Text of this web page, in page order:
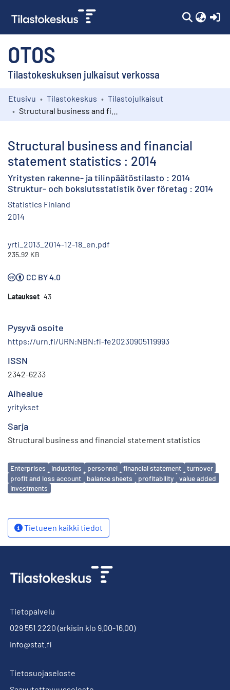
OTOS
Tilastokeskuksen julkaisut verkossa
Kokoelmat
Etusivu Tilastokeskus
Tilastojulkaisut
Structural business and financial
statement statistics : 2014
Yritysten rakenne- ja tilinpäätöstilasto : 2014
Struktur- och bokslutsstatistik över företag : 2014
Statistics Finland
2014
yrti_2013_2014-12-18_en.pdf
235.92 KB
CC BY 4.0
Lataukset 43
Pysyvä osoite
https://urn.fi/URN:NBN:fi-fe20230905119993
ISSN
2342-6233
Aihealue
yritykset
Sarja
Structural business and financial statement statistics
Avainsanat
Enterprises industries personnel financial statement
turnover
profit and loss account
balance sheets profitability
value added
investments
Tietueen kaikki tiedot
Tietopalvelu
029 551 2220 (arkisin klo 9.00-16.00)
info@stat.fi
Tietosuojaseloste